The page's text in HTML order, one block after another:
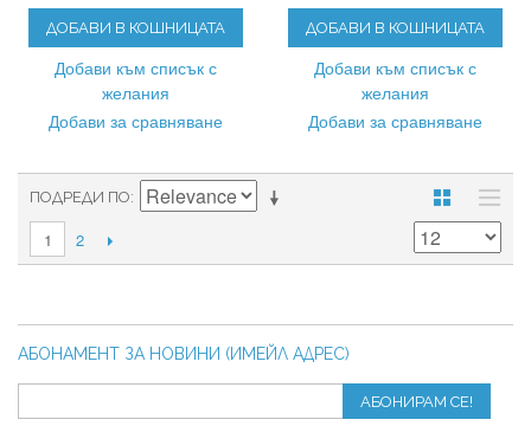
ДОБАВИ В КОШНИЦАТА
Добави към списък с
желания
Добави за сравняване
ДОБАВИ В КОШНИЦАТА
Добави към списък с
желания
Добави за сравняване
ПОДРЕДИ ПО
1 2
АБОНАМЕНТ ЗА НОВИНИ (ИМЕЙЛ АДРЕС)
АБОНИРАМ СЕ!